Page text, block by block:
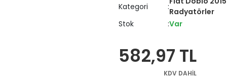
Kategori
Radyatörler
Stok
Var
582,97 TL
KDV DAHİL